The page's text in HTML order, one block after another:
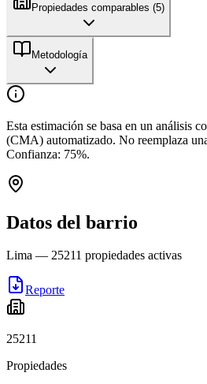
Propiedades comparables (5)
Metodología
Esta estimación se basa en un análisis
(CMA) automatizado. No reemplaza
Confianza: 75%.
Datos del barrio
Lima — 25211 propiedades activas
Reporte
25211
Propiedades